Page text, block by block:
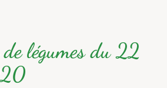
légumes du 22